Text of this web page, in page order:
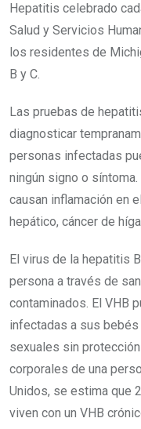
Hepatitis celebrado
Salud y Servicios
los residentes de
B y C.
Las pruebas de
diagnosticar
personas infectadas
ningún signo o
causan inflamación en
hepático, cáncer de
El virus de la hepatitis
persona a través de
contaminados. El VHB
infectadas a sus bebés
sexuales sin
corporales de una
Unidos, se estima que
viven con un VHB